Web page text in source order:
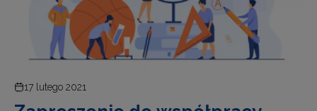
17 lutego 2021